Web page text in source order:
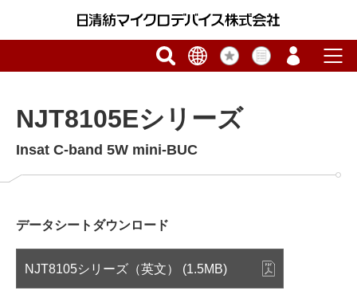
NJT8105Eシリーズ
Insat C-band 5W mini-BUC
データシートダウンロード
NJT8105シリーズ（英文） (1.5MB)